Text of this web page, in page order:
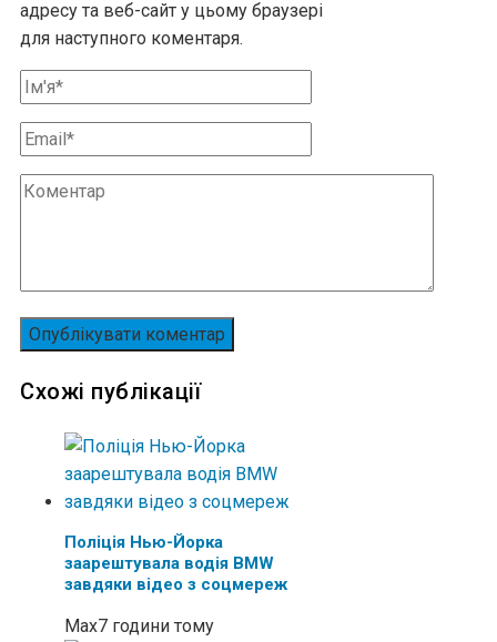
адресу та веб-сайт у цьому браузері
для наступного коментаря.
Схожі публікації
Поліція Нью-Йорка
заарештувала водія BMW
завдяки відео з соцмереж
Max7 години тому